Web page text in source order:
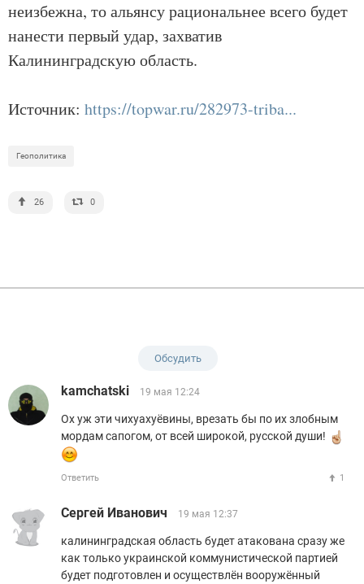
неизбежна, то альянсу рациональнее всего будет
нанести первый удар, захватив
Калининградскую область.
Источник: https://topwar.ru/282973-triba...
Геополитика
26 0
Обсудить
kamchatski 19 мая 12:24
Ох уж эти чихуахуёвины, врезать бы по их злобным
мордам сапогом, от всей широкой, русской души!
Ответить 1
Сергей Иванович 19 мая 12:37
калининградская область будет атакована сразу же
как только украинской коммунистической партией
будет подготовлен и осуществлён вооружённый